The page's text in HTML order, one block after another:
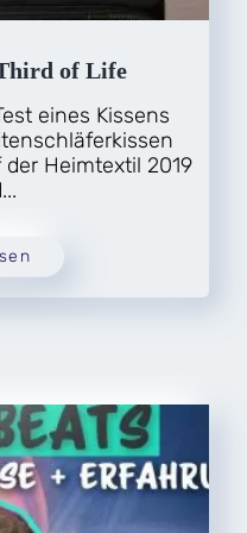
of Life
eines Kissens
Heimtextil 2019